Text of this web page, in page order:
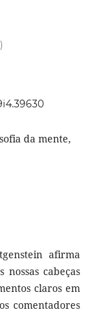
da mente,
afirma
nossas cabeças
claros em
comentadores